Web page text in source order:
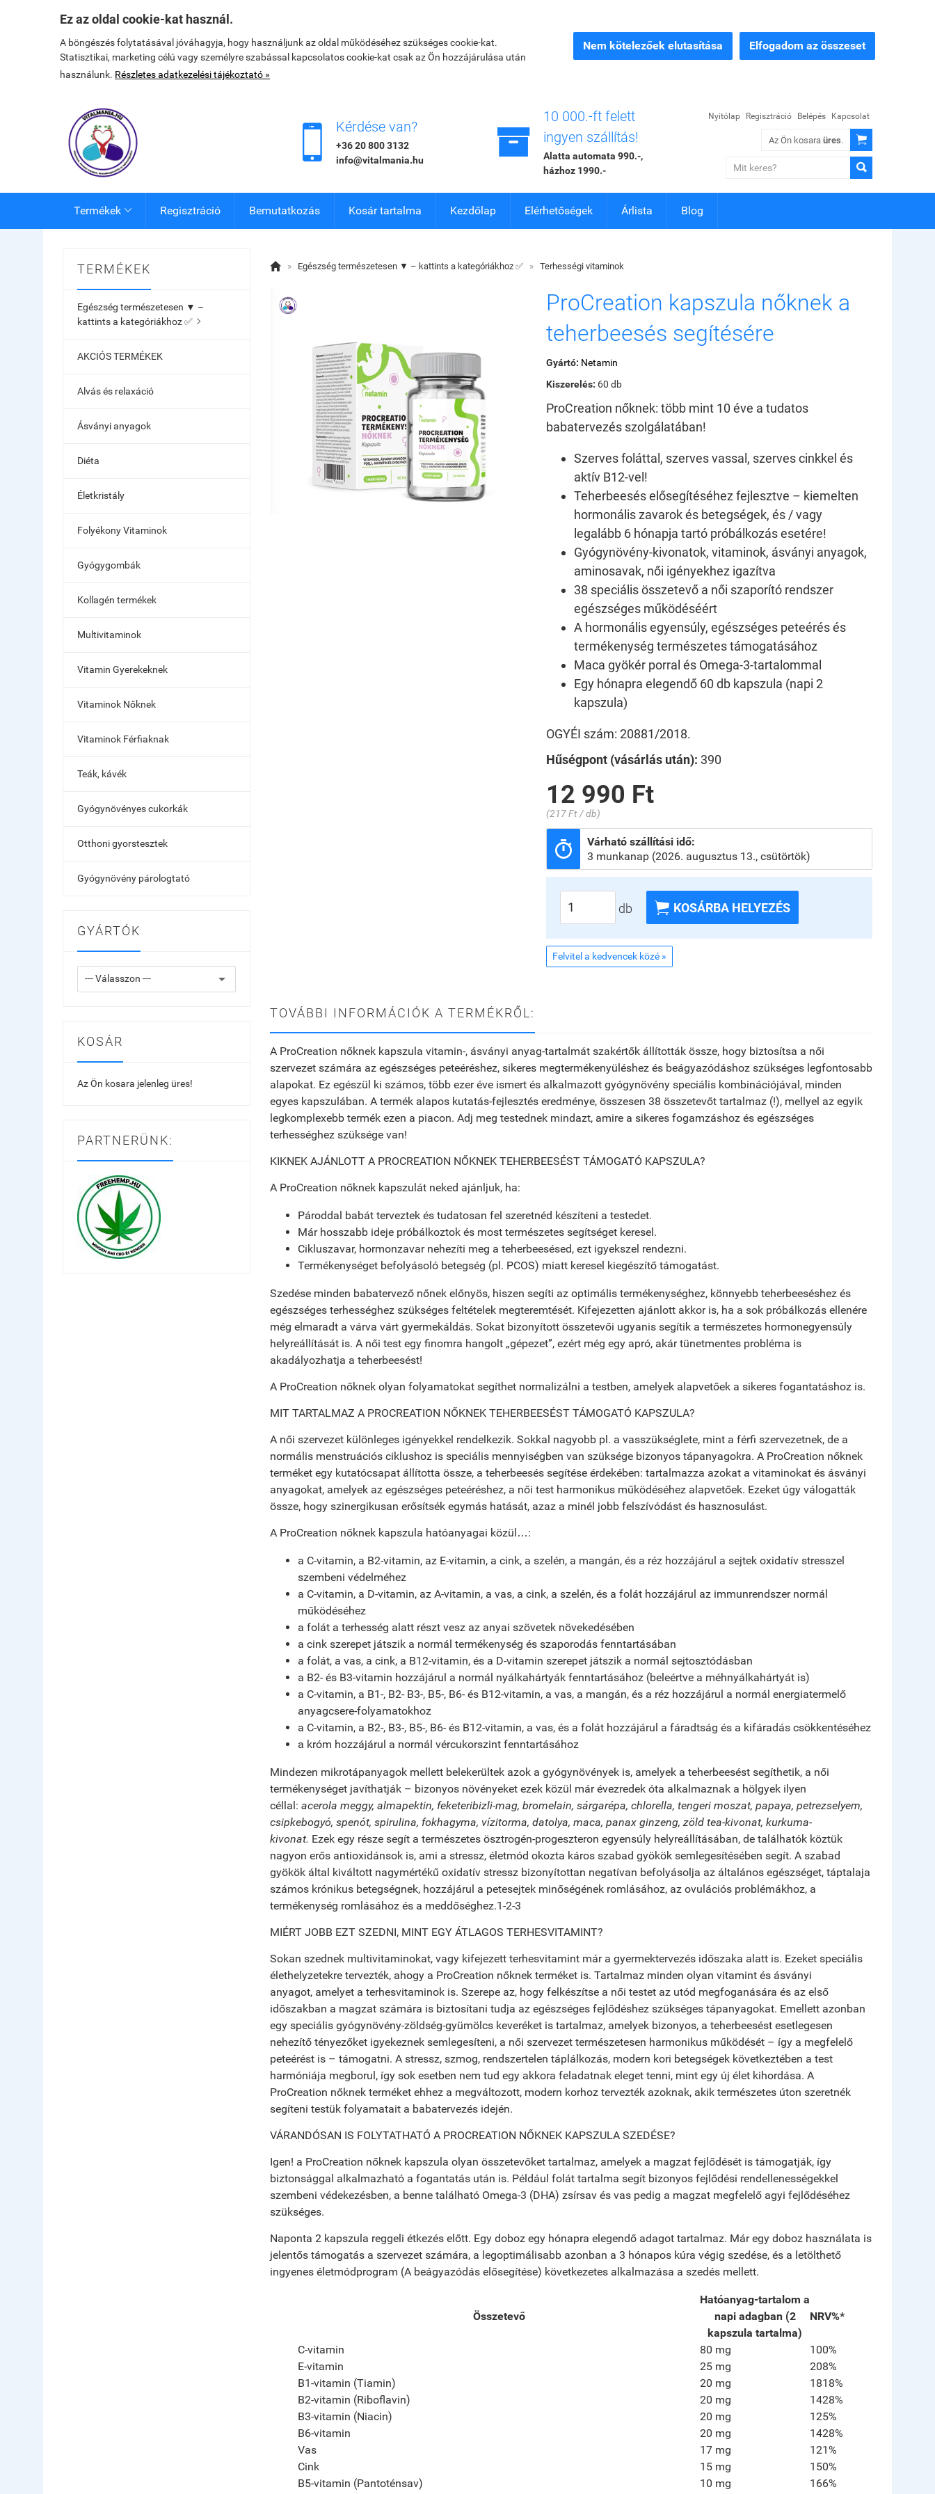
Ez az oldal cookie-kat használ.
A böngészés folytatásával jóváhagyja, hogy használjunk az oldal működéséhez szükséges cookie-kat.
Statisztikai, marketing célú vagy személyre szabással kapcsolatos cookie-kat csak az Ön hozzájárulása után
használunk. Részletes adatkezelési tájékoztató »
Nem kötelezőek elutasítása Elfogadom az összeset
 Kérdése van?
+36 20 800 3132
info@vitalmania.hu

10 000.-ft felett
ingyen szállítás!
Alatta automata 990.-,
házhoz 1990.-
Nyitólap Regisztráció Belépés Kapcsolat
Az Ön kosara üres.


Termékek  Regisztráció Bemutatkozás Kosár tartalma Kezdőlap Elérhetőségek Árlista Blog
TERMÉKEK
Egészség természetesen ▼ –
kattints a kategóriákhoz ✅ 
AKCIÓS TERMÉKEK
Alvás és relaxáció
Ásványi anyagok
Diéta
Életkristály
Folyékony Vitaminok
Gyógygombák
Kollagén termékek
Multivitaminok
Vitamin Gyerekeknek
Vitaminok Nőknek
Vitaminok Férfiaknak
Teák, kávék
Gyógynövényes cukorkák
Otthoni gyorstesztek
Gyógynövény párologtató
GYÁRTÓK
KOSÁR
Az Ön kosara jelenleg üres!
PARTNERÜNK:
 » Egészség természetesen ▼ – kattints a kategóriákhoz ✅ » Terhességi vitaminok
ProCreation kapszula nőknek a
teherbeesés segítésére
Gyártó: Netamin
Kiszerelés: 60 db
ProCreation nőknek: több mint 10 éve a tudatos
babatervezés szolgálatában!
Szerves foláttal, szerves vassal, szerves cinkkel és
aktív B12-vel!
Teherbeesés elősegítéséhez fejlesztve – kiemelten
hormonális zavarok és betegségek, és / vagy
legalább 6 hónapja tartó próbálkozás esetére!
Gyógynövény-kivonatok, vitaminok, ásványi anyagok,
aminosavak, női igényekhez igazítva
38 speciális összetevő a női szaporító rendszer
egészséges működéséért
A hormonális egyensúly, egészséges peteérés és
termékenység természetes támogatásához
Maca gyökér porral és Omega-3-tartalommal
Egy hónapra elegendő 60 db kapszula (napi 2
kapszula)
OGYÉI szám: 20881/2018.
Hűségpont (vásárlás után): 390
12 990 Ft
(217 Ft / db)

Várható szállítási idő:
3 munkanap (2026. augusztus 13., csütörtök)
db  KOSÁRBA HELYEZÉS
Felvitel a kedvencek közé »
TOVÁBBI INFORMÁCIÓK A TERMÉKRŐL:
A ProCreation nőknek kapszula vitamin-, ásványi anyag-tartalmát szakértők állították össze, hogy biztosítsa a női
szervezet számára az egészséges peteéréshez, sikeres megtermékenyüléshez és beágyazódáshoz szükséges legfontosabb
alapokat. Ez egészül ki számos, több ezer éve ismert és alkalmazott gyógynövény speciális kombinációjával, minden
egyes kapszulában. A termék alapos kutatás-fejlesztés eredménye, összesen 38 összetevőt tartalmaz (!), mellyel az egyik
legkomplexebb termék ezen a piacon. Adj meg testednek mindazt, amire a sikeres fogamzáshoz és egészséges
terhességhez szüksége van!
KIKNEK AJÁNLOTT A PROCREATION NŐKNEK TEHERBEESÉST TÁMOGATÓ KAPSZULA?
A ProCreation nőknek kapszulát neked ajánljuk, ha:
Pároddal babát terveztek és tudatosan fel szeretnéd készíteni a testedet.
Már hosszabb ideje próbálkoztok és most természetes segítséget keresel.
Cikluszavar, hormonzavar nehezíti meg a teherbeesésed, ezt igyekszel rendezni.
Termékenységet befolyásoló betegség (pl. PCOS) miatt keresel kiegészítő támogatást.
Szedése minden babatervező nőnek előnyös, hiszen segíti az optimális termékenységhez, könnyebb teherbeeséshez és
egészséges terhességhez szükséges feltételek megteremtését. Kifejezetten ajánlott akkor is, ha a sok próbálkozás ellenére
még elmaradt a várva várt gyermekáldás. Sokat bizonyított összetevői ugyanis segítik a természetes hormonegyensúly
helyreállítását is. A női test egy finomra hangolt „gépezet”, ezért még egy apró, akár tünetmentes probléma is
akadályozhatja a teherbeesést!
A ProCreation nőknek olyan folyamatokat segíthet normalizálni a testben, amelyek alapvetőek a sikeres fogantatáshoz is.
MIT TARTALMAZ A PROCREATION NŐKNEK TEHERBEESÉST TÁMOGATÓ KAPSZULA?
A női szervezet különleges igényekkel rendelkezik. Sokkal nagyobb pl. a vasszükséglete, mint a férfi szervezetnek, de a
normális menstruációs ciklushoz is speciális mennyiségben van szüksége bizonyos tápanyagokra. A ProCreation nőknek
terméket egy kutatócsapat állította össze, a teherbeesés segítése érdekében: tartalmazza azokat a vitaminokat és ásványi
anyagokat, amelyek az egészséges peteéréshez, a női test harmonikus működéséhez alapvetőek. Ezeket úgy válogatták
össze, hogy szinergikusan erősítsék egymás hatását, azaz a minél jobb felszívódást és hasznosulást.
A ProCreation nőknek kapszula hatóanyagai közül…:
a C-vitamin, a B2-vitamin, az E-vitamin, a cink, a szelén, a mangán, és a réz hozzájárul a sejtek oxidatív stresszel
szembeni védelméhez
a C-vitamin, a D-vitamin, az A-vitamin, a vas, a cink, a szelén, és a folát hozzájárul az immunrendszer normál
működéséhez
a folát a terhesség alatt részt vesz az anyai szövetek növekedésében
a cink szerepet játszik a normál termékenység és szaporodás fenntartásában
a folát, a vas, a cink, a B12-vitamin, és a D-vitamin szerepet játszik a normál sejtosztódásban
a B2- és B3-vitamin hozzájárul a normál nyálkahártyák fenntartásához (beleértve a méhnyálkahártyát is)
a C-vitamin, a B1-, B2- B3-, B5-, B6- és B12-vitamin, a vas, a mangán, és a réz hozzájárul a normál energiatermelő
anyagcsere-folyamatokhoz
a C-vitamin, a B2-, B3-, B5-, B6- és B12-vitamin, a vas, és a folát hozzájárul a fáradtság és a kifáradás csökkentéséhez
a króm hozzájárul a normál vércukorszint fenntartásához
Mindezen mikrotápanyagok mellett belekerültek azok a gyógynövények is, amelyek a teherbeesést segíthetik, a női
termékenységet javíthatják – bizonyos növényeket ezek közül már évezredek óta alkalmaznak a hölgyek ilyen
céllal: acerola meggy, almapektin, feketeribizli-mag, bromelain, sárgarépa, chlorella, tengeri moszat, papaya, petrezselyem,
csipkebogyó, spenót, spirulina, fokhagyma, vízitorma, datolya, maca, panax ginzeng, zöld tea-kivonat, kurkuma-
kivonat. Ezek egy része segít a természetes ösztrogén-progeszteron egyensúly helyreállításában, de találhatók köztük
nagyon erős antioxidánsok is, ami a stressz, életmód okozta káros szabad gyökök semlegesítésében segít. A szabad
gyökök által kiváltott nagymértékű oxidatív stressz bizonyítottan negatívan befolyásolja az általános egészséget, táptalaja
számos krónikus betegségnek, hozzájárul a petesejtek minőségének romlásához, az ovulációs problémákhoz, a
termékenység romlásához és a meddőséghez.1-2-3
MIÉRT JOBB EZT SZEDNI, MINT EGY ÁTLAGOS TERHESVITAMINT?
Sokan szednek multivitaminokat, vagy kifejezett terhesvitamint már a gyermektervezés időszaka alatt is. Ezeket speciális
élethelyzetekre tervezték, ahogy a ProCreation nőknek terméket is. Tartalmaz minden olyan vitamint és ásványi
anyagot, amelyet a terhesvitaminok is. Szerepe az, hogy felkészítse a női testet az utód megfoganására és az első
időszakban a magzat számára is biztosítani tudja az egészséges fejlődéshez szükséges tápanyagokat. Emellett azonban
egy speciális gyógynövény-zöldség-gyümölcs keveréket is tartalmaz, amelyek bizonyos, a teherbeesést esetlegesen
nehezítő tényezőket igyekeznek semlegesíteni, a női szervezet természetesen harmonikus működését – így a megfelelő
peteérést is – támogatni. A stressz, szmog, rendszertelen táplálkozás, modern kori betegségek következtében a test
harmóniája megborul, így sok esetben nem tud egy akkora feladatnak eleget tenni, mint egy új élet kihordása. A
ProCreation nőknek terméket ehhez a megváltozott, modern korhoz tervezték azoknak, akik természetes úton szeretnék
segíteni testük folyamatait a babatervezés idején.
VÁRANDÓSAN IS FOLYTATHATÓ A PROCREATION NŐKNEK KAPSZULA SZEDÉSE?
Igen! a ProCreation nőknek kapszula olyan összetevőket tartalmaz, amelyek a magzat fejlődését is támogatják, így
biztonsággal alkalmazható a fogantatás után is. Például folát tartalma segít bizonyos fejlődési rendellenességekkel
szembeni védekezésben, a benne található Omega-3 (DHA) zsírsav és vas pedig a magzat megfelelő agyi fejlődéséhez
szükséges.
Naponta 2 kapszula reggeli étkezés előtt. Egy doboz egy hónapra elegendő adagot tartalmaz. Már egy doboz használata is
jelentős támogatás a szervezet számára, a legoptimálisabb azonban a 3 hónapos kúra végig szedése, és a letölthető
ingyenes életmódprogram (A beágyazódás elősegítése) következetes alkalmazása a szedés mellett.
Összetevő
Hatóanyag-tartalom a
napi adagban (2
kapszula tartalma)
NRV%*
C-vitamin 80 mg
100%
E-vitamin
25 mg
208%
B1-vitamin (Tiamin)
20 mg
1818%
B2-vitamin (Riboflavin)
20 mg
1428%
B3-vitamin (Niacin)
20 mg
125%
B6-vitamin
20 mg
1428%
Vas
17 mg
121%
Cink
15 mg
150%
B5-vitamin (Pantoténsav)
10 mg
166%